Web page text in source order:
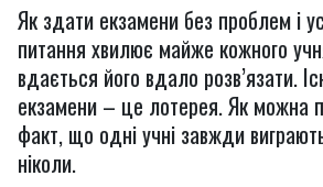
Як здати екзамени без проблем і
питання хвилює майже кожного
вдається його вдало розв’язати.
екзамени – це лотерея. Як можна
факт, що одні учні завжди
ніколи.